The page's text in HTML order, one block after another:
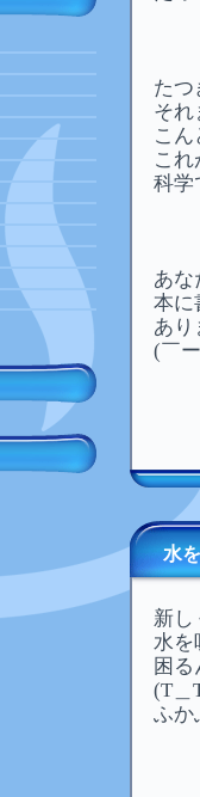
たつ
それ
こ
こ
科学
あな
本に
あり
(￣
水
新し
水を
困
(T＿
ふか